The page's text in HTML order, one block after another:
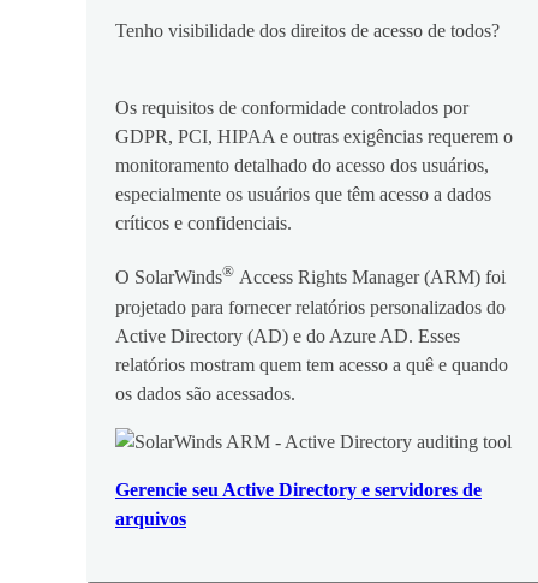
Tenho visibilidade dos direitos de acesso de todos?
Os requisitos de conformidade controlados por
GDPR, PCI, HIPAA e outras exigências requerem o
monitoramento detalhado do acesso dos usuários,
especialmente os usuários que têm acesso a dados
críticos e confidenciais.
O SolarWinds® Access Rights Manager (ARM) foi
projetado para fornecer relatórios personalizados do
Active Directory (AD) e do Azure AD. Esses
relatórios mostram quem tem acesso a quê e quando
os dados são acessados.
Gerencie seu Active Directory e servidores de
arquivos